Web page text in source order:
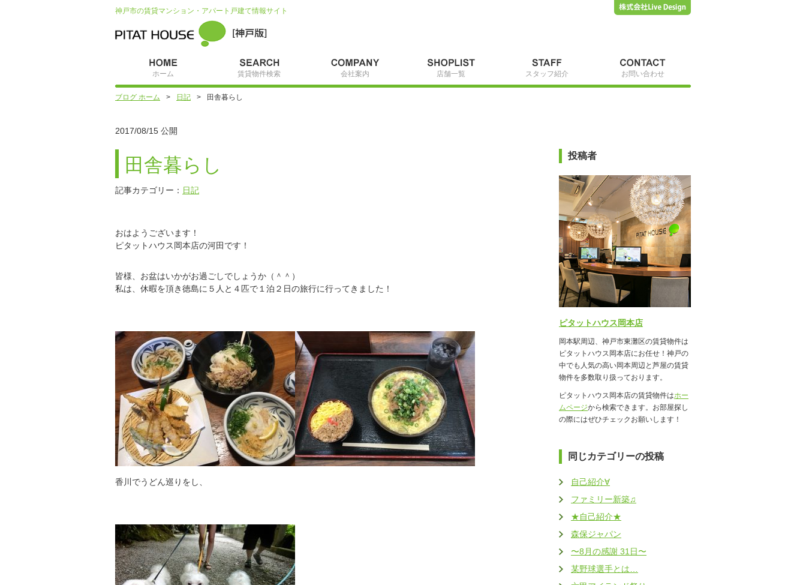
神戸市の賃貸マンション・アパート戸建て情報サイト
ホーム 賃貸物件検索 会社案内 店舗一覧 スタッフ紹介 お問い合わせ
ブログ ホーム 日記 田舎暮らし
2017/08/15 公開
田舎暮らし
記事カテゴリー： 日記
おはようございます！
ピタットハウス岡本店の河田です！
皆様、お盆はいかがお過ごしでしょうか（＾＾）
私は、休暇を頂き徳島に５人と４匹で１泊２日の旅行に行ってきました！
香川でうどん巡りをし、
投稿者
ピタットハウス岡本店
岡本駅周辺、神戸市東灘区の賃貸物件は
ピタットハウス岡本店にお任せ！神戸の
中でも人気の高い岡本周辺と芦屋の賃貸
物件を多数取り扱っております。
ピタットハウス岡本店の賃貸物件はホー
ムページから検索できます。お部屋探し
の際にはぜひチェックお願いします！
同じカテゴリーの投稿
自己紹介∀
ファミリー新築♫
★自己紹介★
森保ジャパン
〜8月の感謝 31日〜
某野球選手とは…